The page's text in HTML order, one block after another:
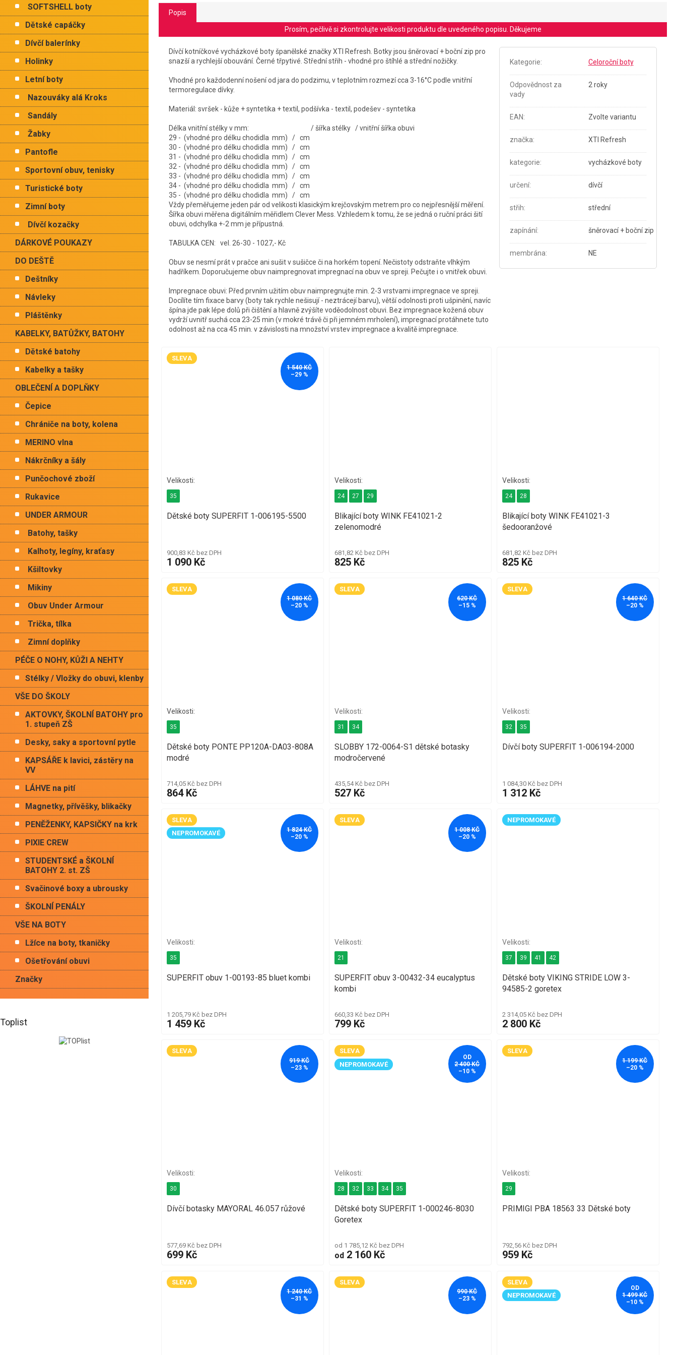
SOFTSHELL boty
Dětské capáčky
Dívčí balerínky
Holinky
Letní boty
Nazouváky alá Kroks
Sandály
Žabky
Pantofle
Sportovní obuv, tenisky
Turistické boty
Zimní boty
Dívčí kozačky
DÁRKOVÉ POUKAZY
DO DEŠTĚ
Deštníky
Návleky
Pláštěnky
KABELKY, BATŮŽKY, BATOHY
Dětské batohy
Kabelky a tašky
OBLEČENÍ A DOPLŇKY
Čepice
Chrániče na boty, kolena
MERINO vlna
Nákrčníky a šály
Punčochové zboží
Rukavice
UNDER ARMOUR
Batohy, tašky
Kalhoty, legíny, kraťasy
Kšiltovky
Mikiny
Obuv Under Armour
Trička, tílka
Zimní doplňky
PÉČE O NOHY, KŮŽI A NEHTY
Stélky / Vložky do obuvi, klenby
VŠE DO ŠKOLY
AKTOVKY, ŠKOLNÍ BATOHY pro
1. stupeň ZŠ
Desky, saky a sportovní pytle
KAPSÁŘE k lavici, zástěry na
VV
LÁHVE na pití
Magnetky, přívěšky, blikačky
PENĚŽENKY, KAPSIČKY na krk
PIXIE CREW
STUDENTSKÉ a ŠKOLNÍ
BATOHY 2. st. ZŠ
Svačinové boxy a ubrousky
ŠKOLNÍ PENÁLY
VŠE NA BOTY
Lžíce na boty, tkaničky
Ošetřování obuvi
Značky
Toplist
Popis
Prosím, pečlivě si zkontrolujte velikosti produktu dle uvedeného popisu. Děkujeme
Dívčí kotníčkové vycházkové boty španělské značky XTI Refresh. Botky jsou šněrovací + boční zip pro
snazší a rychlejší obouvání. Černé třpytivé. Střední střih - vhodné pro štíhlé a střední nožičky.
Vhodné pro každodenní nošení od jara do podzimu, v teplotním rozmezí cca 3-16°C podle vnitřní
termoregulace dívky.
Materiál: svršek - kůže + syntetika + textil, podšívka - textil, podešev - syntetika
Délka vnitřní stélky v mm: / šířka stélky / vnitřní šířka obuvi
29 - (vhodné pro délku chodidla mm) / cm
30 - (vhodné pro délku chodidla mm) / cm
31 - (vhodné pro délku chodidla mm) / cm
32 - (vhodné pro délku chodidla mm) / cm
33 - (vhodné pro délku chodidla mm) / cm
34 - (vhodné pro délku chodidla mm) / cm
35 - (vhodné pro délku chodidla mm) / cm
Vždy přeměřujeme jeden pár od velikosti klasickým krejčovským metrem pro co nejpřesnější měření.
Šířka obuvi měřena digitálním měřidlem Clever Mess. Vzhledem k tomu, že se jedná o ruční práci šití
obuvi, odchylka +-2 mm je přípustná.
TABULKA CEN: vel. 26-30 - 1027,- Kč
Obuv se nesmí prát v pračce ani sušit v sušičce či na horkém topení. Nečistoty odstraňte vlhkým
hadříkem. Doporučujeme obuv naimpregnovat impregnací na obuv ve spreji. Pečujte i o vnitřek obuvi.
Impregnace obuvi: Před prvním užitím obuv naimpregnujte min. 2-3 vrstvami impregnace ve spreji.
Docílíte tím fixace barvy (boty tak rychle nešisují - neztrácejí barvu), větší odolnosti proti ušpinění, navíc
špína jde pak lépe dolů při čištění a hlavně zvýšíte voděodolnost obuvi. Bez impregnace kožená obuv
vydrží uvnitř suchá cca 23-25 min (v mokré trávě či při jemném mrholení), impregnací protáhnete tuto
odolnost až na cca 45 min. v závislosti na množství vrstev impregnace a kvalitě impregnace.
Kategorie: Celoroční boty
Odpovědnost za
vady
2 roky
EAN: Zvolte variantu
značka: XTI Refresh
kategorie: vycházkové boty
určení: dívčí
střih: střední
zapínání: šněrovací + boční zip
membrána: NE
SLEVA
1 540 KČ
–29 %
Dětské boty SUPERFIT 1-006195-5500
900,83 Kč bez DPH
1 090 Kč
35
Blikající boty WINK FE41021-2
zelenomodré
681,82 Kč bez DPH
825 Kč
24 27 29
Blikající boty WINK FE41021-3
šedooranžové
681,82 Kč bez DPH
825 Kč
24 28
SLEVA
1 080 KČ
–20 %
Dětské boty PONTE PP120A-DA03-808A
modré
714,05 Kč bez DPH
864 Kč
35
SLEVA
620 KČ
–15 %
SLOBBY 172-0064-S1 dětské botasky
modročervené
435,54 Kč bez DPH
527 Kč
31 34
SLEVA
1 640 KČ
–20 %
Dívčí boty SUPERFIT 1-006194-2000
1 084,30 Kč bez DPH
1 312 Kč
32 35
SLEVA
NEPROMOKAVÉ
1 824 KČ
–20 %
SUPERFIT obuv 1-00193-85 bluet kombi
1 205,79 Kč bez DPH
1 459 Kč
35
SLEVA
1 008 KČ
–20 %
SUPERFIT obuv 3-00432-34 eucalyptus
kombi
660,33 Kč bez DPH
799 Kč
21
NEPROMOKAVÉ
Dětské boty VIKING STRIDE LOW 3-
94585-2 goretex
2 314,05 Kč bez DPH
2 800 Kč
37 39 41 42
SLEVA
919 KČ
–23 %
Dívčí botasky MAYORAL 46.057 růžové
577,69 Kč bez DPH
699 Kč
30
SLEVA
NEPROMOKAVÉ
OD
2 400 KČ
–10 %
Dětské boty SUPERFIT 1-000246-8030
Goretex
od 1 785,12 Kč bez DPH
od2 160 Kč
28 32 33 34 35
SLEVA
1 199 KČ
–20 %
PRIMIGI PBA 18563 33 Dětské boty
792,56 Kč bez DPH
959 Kč
29
SLEVA
1 240 KČ
–31 %
SLEVA
990 KČ
–23 %
SLEVA
NEPROMOKAVÉ
OD
1 499 KČ
–10 %